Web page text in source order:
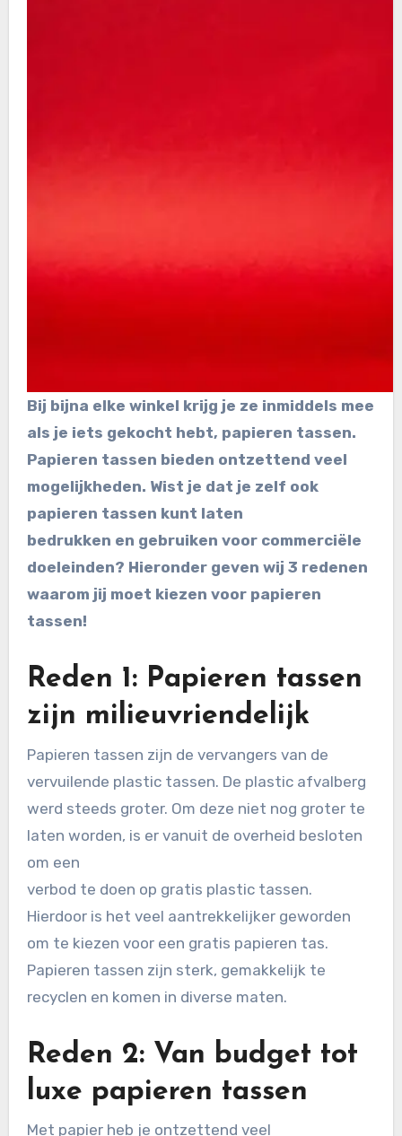
Bij bijna elke winkel krijg je ze inmiddels mee
als je iets gekocht hebt, papieren tassen.
Papieren tassen bieden ontzettend veel
mogelijkheden. Wist je dat je zelf ook
papieren tassen kunt laten
bedrukken en gebruiken voor commerciële
doeleinden? Hieronder geven wij 3 redenen
waarom jij moet kiezen voor papieren
tassen!
Reden 1: Papieren tassen
zijn milieuvriendelijk
Papieren tassen zijn de vervangers van de
vervuilende plastic tassen. De plastic afvalberg
werd steeds groter. Om deze niet nog groter te
laten worden, is er vanuit de overheid besloten
om een
verbod te doen op gratis plastic tassen.
Hierdoor is het veel aantrekkelijker geworden
om te kiezen voor een gratis papieren tas.
Papieren tassen zijn sterk, gemakkelijk te
recyclen en komen in diverse maten.
Reden 2: Van budget tot
luxe papieren tassen
Met papier heb je ontzettend veel